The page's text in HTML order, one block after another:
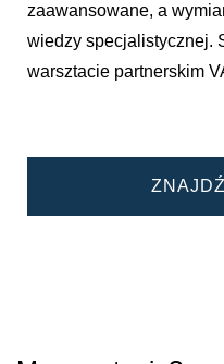
zaawansowane, a
wiedzy specjalistycznej.
warsztacie partnerskim